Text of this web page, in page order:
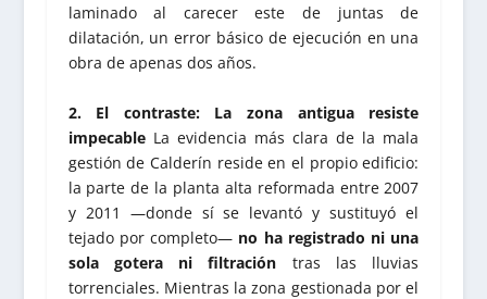
laminado al carecer este de juntas de
dilatación, un error básico de ejecución en una
obra de apenas dos años.
2. El contraste: La zona antigua resiste
impecableLa evidencia más clara de la mala
gestión de Calderín reside en el propio edificio:
la parte de la planta alta reformada entre 2007
y 2011 —donde sí se levantó y sustituyó el
tejado por completo— no ha registrado ni una
sola gotera ni filtración tras las lluvias
torrenciales. Mientras la zona gestionada por el